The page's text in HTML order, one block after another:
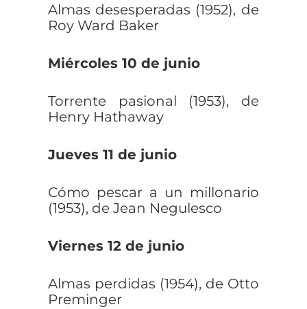
Almas desesperadas (1952), de
Roy Ward Baker
Miércoles 10 de junio
Torrente pasional (1953), de
Henry Hathaway
Jueves 11 de junio
Cómo pescar a un millonario
(1953), de Jean Negulesco
Viernes 12 de junio
Almas perdidas (1954), de Otto
Preminger